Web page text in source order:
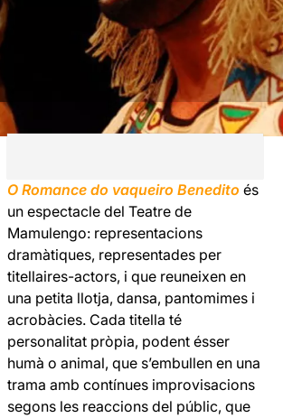
O Romance do vaqueiro Benedito és
un espectacle del Teatre de
Mamulengo: representacions
dramàtiques, representades per
titellaires-actors, i que reuneixen en
una petita llotja, dansa, pantomimes i
acrobàcies. Cada titella té
personalitat pròpia, podent ésser
humà o animal, que s’embullen en una
trama amb contínues improvisacions
segons les reaccions del públic, que